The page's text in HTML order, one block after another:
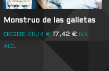
Monstruo de las galletas
DESDE 26,14€ 17,42€ IVA
INCL